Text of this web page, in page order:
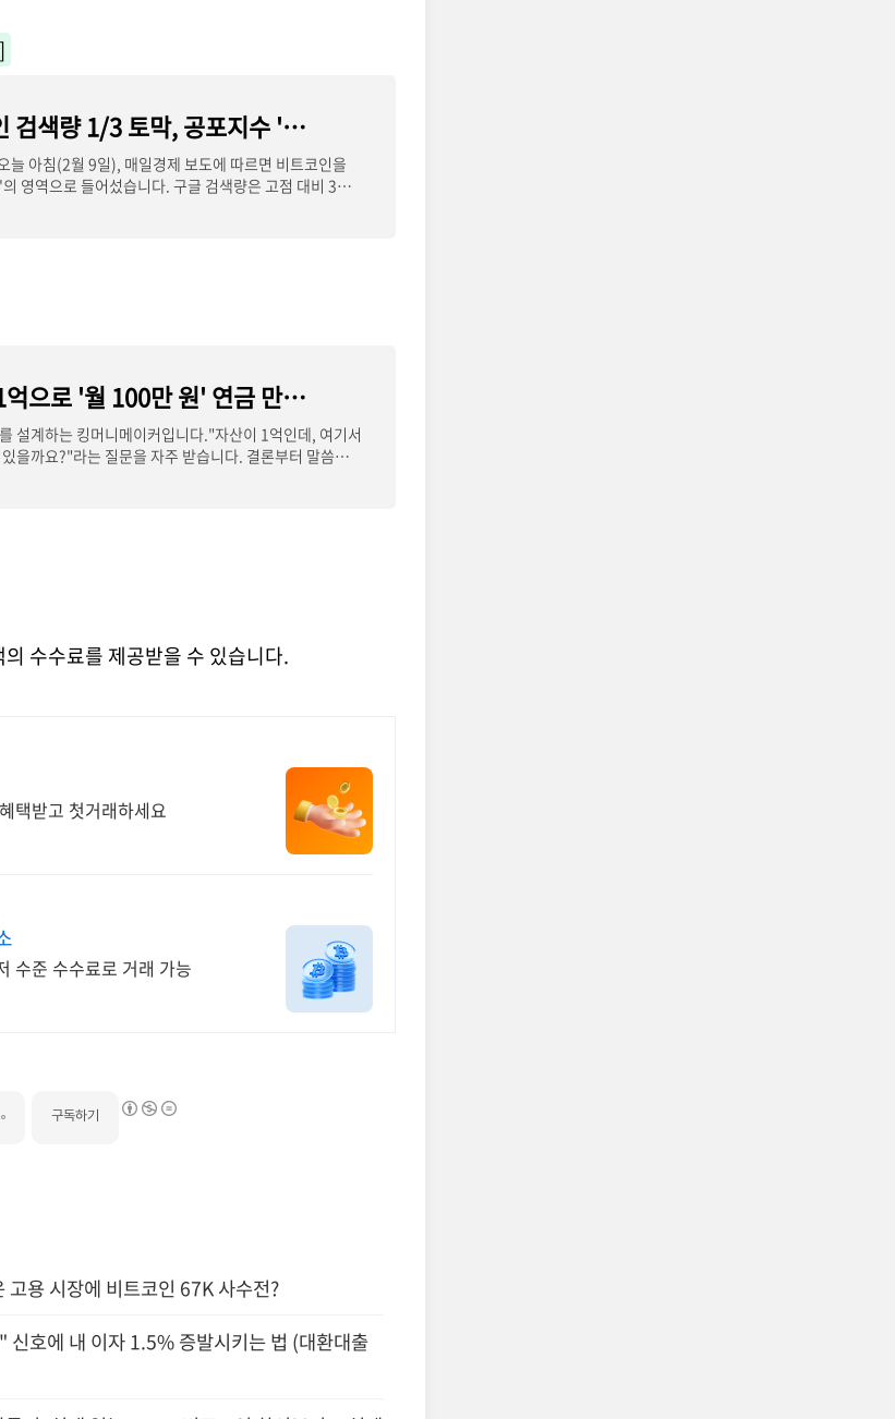
[2026 긴급] 비트코인 검색량 1/3 토막, 공포지수 '8'... 매일경제가 포착한 '폭락장 끝'의 신호
늘 아침(2월 9일), 매일경제 보도에 따르면 비트코인을
영역으로 들어섰습니다. 구글 검색량은 고점 대비 3분
[2026 전략] 자본금 1억으로 '월 100만 원' 연금 만들기: 실패 없는 ETF + 비트코인 하이브리드 설계안
설계하는 킹머니메이커입니다."자산이 1억인데, 여기서
을까요?"라는 질문을 자주 받습니다. 결론부터 말씀드
수수료를 제공받을 수 있습니다.
택받고 첫거래하세요
수준 수수료로 거래 가능
구독하기
용 시장에 비트코인 67K 사수전?
호에 내 이자 1.5% 증발시키는 법 (대환대출